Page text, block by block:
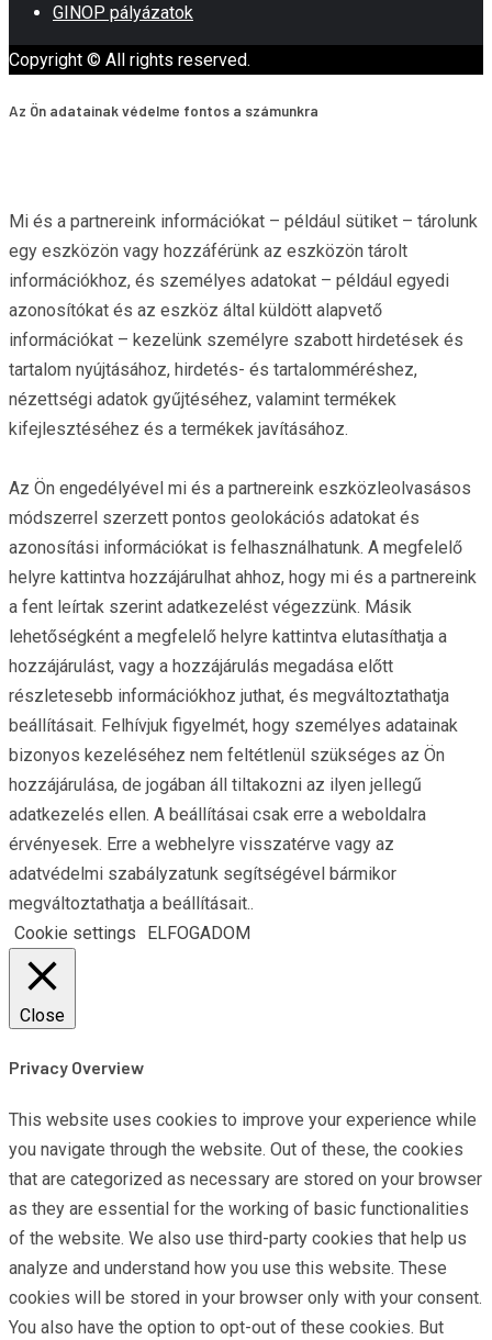
GINOP pályázatok
Copyright © All rights reserved.
Az Ön adatainak védelme fontos a számunkra
Mi és a partnereink információkat – például sütiket – tárolunk
egy eszközön vagy hozzáférünk az eszközön tárolt
információkhoz, és személyes adatokat – például egyedi
azonosítókat és az eszköz által küldött alapvető
információkat – kezelünk személyre szabott hirdetések és
tartalom nyújtásához, hirdetés- és tartalomméréshez,
nézettségi adatok gyűjtéséhez, valamint termékek
kifejlesztéséhez és a termékek javításához.
Az Ön engedélyével mi és a partnereink eszközleolvasásos
módszerrel szerzett pontos geolokációs adatokat és
azonosítási információkat is felhasználhatunk. A megfelelő
helyre kattintva hozzájárulhat ahhoz, hogy mi és a partnereink
a fent leírtak szerint adatkezelést végezzünk. Másik
lehetőségként a megfelelő helyre kattintva elutasíthatja a
hozzájárulást, vagy a hozzájárulás megadása előtt
részletesebb információkhoz juthat, és megváltoztathatja
beállításait. Felhívjuk figyelmét, hogy személyes adatainak
bizonyos kezeléséhez nem feltétlenül szükséges az Ön
hozzájárulása, de jogában áll tiltakozni az ilyen jellegű
adatkezelés ellen. A beállításai csak erre a weboldalra
érvényesek. Erre a webhelyre visszatérve vagy az
adatvédelmi szabályzatunk segítségével bármikor
megváltoztathatja a beállításait..
Cookie settings
ELFOGADOM
Close
Privacy Overview
This website uses cookies to improve your experience while
you navigate through the website. Out of these, the cookies
that are categorized as necessary are stored on your browser
as they are essential for the working of basic functionalities
of the website. We also use third-party cookies that help us
analyze and understand how you use this website. These
cookies will be stored in your browser only with your consent.
You also have the option to opt-out of these cookies. But